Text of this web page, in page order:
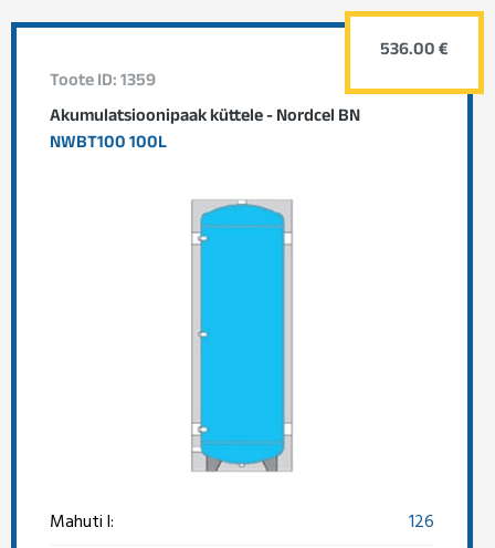
Toote ID: 1359
Akumulatsioonipaak küttele - Nordcel BN
NWBT100 100L
Mahuti l: 126
536.00 €